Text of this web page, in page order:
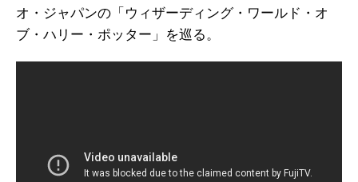
オ・ジャパンの「ウィザーディング・ワールド・オ
ブ・ハリー・ポッター」を巡る。